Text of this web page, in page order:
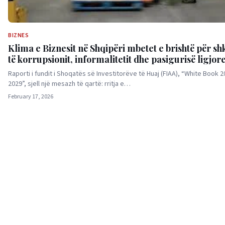
BIZNES
Klima e Biznesit në Shqipëri mbetet e brishtë për
të korrupsionit, informalitetit dhe pasigurisë ligjore
Raporti i fundit i Shoqatës së Investitorëve të Huaj (FIAA), “White Book
2029”, sjell një mesazh të qartë: rritja e…
February 17, 2026